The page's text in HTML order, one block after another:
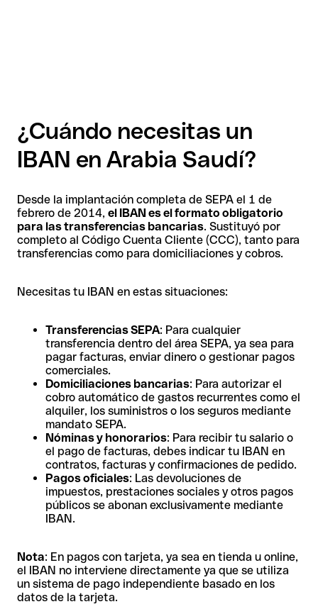
¿Cuándo necesitas un
IBAN en Arabia Saudí?
Desde la implantación completa de SEPA el 1 de
febrero de 2014, el IBAN es el formato obligatorio
para las transferencias bancarias. Sustituyó por
completo al Código Cuenta Cliente (CCC), tanto para
transferencias como para domiciliaciones y cobros.
Necesitas tu IBAN en estas situaciones:
Transferencias SEPA: Para cualquier
transferencia dentro del área SEPA, ya sea para
pagar facturas, enviar dinero o gestionar pagos
comerciales.
Domiciliaciones bancarias: Para autorizar el
cobro automático de gastos recurrentes como el
alquiler, los suministros o los seguros mediante
mandato SEPA.
Nóminas y honorarios: Para recibir tu salario o
el pago de facturas, debes indicar tu IBAN en
contratos, facturas y confirmaciones de pedido.
Pagos oficiales: Las devoluciones de
impuestos, prestaciones sociales y otros pagos
públicos se abonan exclusivamente mediante
IBAN.
Nota: En pagos con tarjeta, ya sea en tienda u online,
el IBAN no interviene directamente ya que se utiliza
un sistema de pago independiente basado en los
datos de la tarjeta.